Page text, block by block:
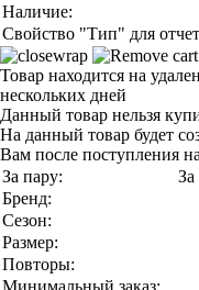
Наличие:
Свойство "Тип" для
Товар находится на
нескольких дней
Данный товар нельзя
На данный товар будет
Вам после поступления
За пару:
За
Бренд:
Сезон:
Размер:
Повторы:
Минимальный заказ: